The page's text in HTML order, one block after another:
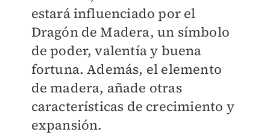
estará influenciado por el
Dragón de Madera, un símbolo
de poder, valentía y buena
fortuna. Además, el elemento
de madera, añade otras
características de crecimiento y
expansión.